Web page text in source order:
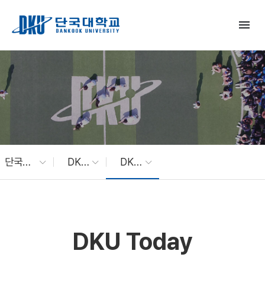
menu
단국대 소식 DKU News DKU Today
DKU Today